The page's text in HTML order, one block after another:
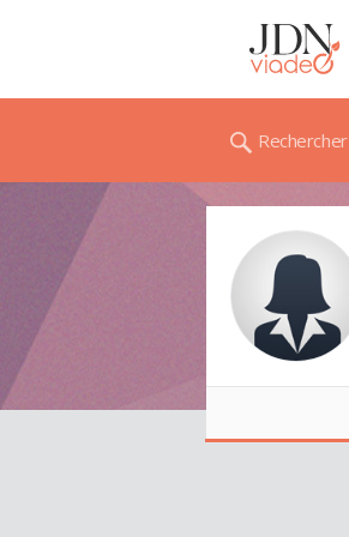
Rechercher